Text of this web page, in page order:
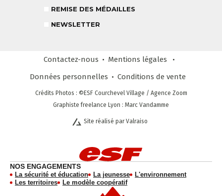
AVIS CLIENTS
CHOISIR MON FORFAIT
NEWSLETTER
RESTEZ INFORMÉ !
CLUB LOISIRS
STAGE COMPÉTITION
FORMULE SUR MESURE
REMISE DES MÉDAILLES
NEWSLETTER
Contactez-nous
Mentions légales
Données personnelles
Conditions de vente
Crédits Photos : ©ESF Courchevel Village / Agence Zoom
Graphiste freelance Lyon : Marc Vandamme
Site réalisé par Valraiso
NOS ENGAGEMENTS
La sécurité et éducation La jeunesse
L'environnement
Les territoires
Le modèle coopératif